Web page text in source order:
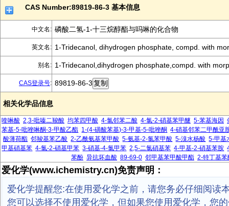
CAS Number:89819-86-3 基本信息
中文名: 磷酸二氢-1-十三烷醇酯与吗啉的化合物
英文名: 1-Tridecanol, dihydrogen phosphate, compd. with
别名: 1-Tridecanol,dihydrogen phosphate,compd. with
CAS登录号: 89819-86-3
相关化学品信息
喹啉酸 2,3-吡嗪二羧酸 均苯四甲酸 4-氯邻苯二酸 4-氯-2-硝基苯甲醚 5-苯基海因
苯基-5-吡唑啉酮-3-甲酸乙酯 1-(4-磺酸苯基)-3-甲基-5-吡唑酮 4-硝基邻苯二甲酰亚
酸薄荷酯 邻羧基苯乙酸 2-乙酰氨基苯甲酸 5-氨基-2-氯苯甲酸 5-溴水杨酸 5-甲基
甲基硝基苯 4-氯-2-硝基甲苯 3-硝基-4-氯甲苯 2,5-二氯硝基苯 4-甲基-2-硝基苯胺
苯酚 异抗坏血酸 89-69-0 邻甲基苯甲酸甲酯 2-特丁基苯
爱化学(www.ichemistry.cn)免责声明：
爱化学提醒您:在使用爱化学之前，请您务必仔细阅读
您可以选择不使用爱化学，但如果您使用爱化学，您